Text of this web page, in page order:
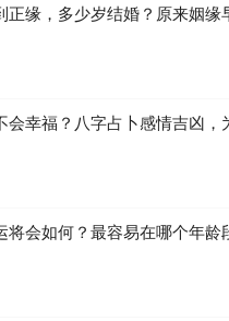
正缘，多少岁结婚？原来姻缘
会幸福？八字占卜感情吉凶，
将会如何？最容易在哪个年龄